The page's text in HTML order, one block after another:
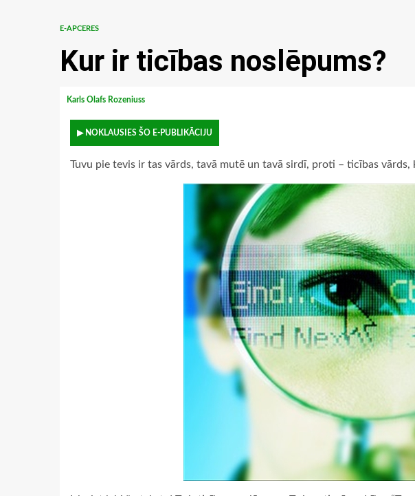
E-APCERES
Kur ir ticības noslēpums?
Karls Olafs Rozeniuss
▶ NOKLAUSIES ŠO E-PUBLIKĀCIJU
Tuvu pie tevis ir tas vārds, tavā mutē un tavā sirdī, proti – ticības vārds,